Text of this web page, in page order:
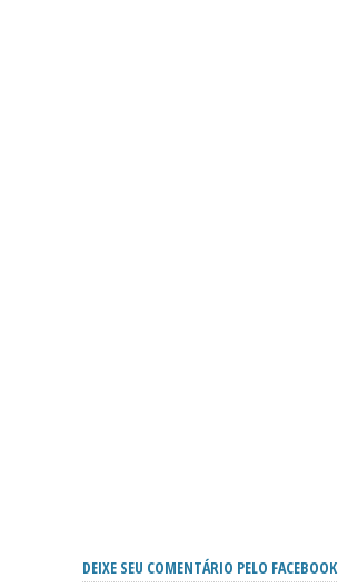
DEIXE SEU COMENTÁRIO PELO FACEBOOK